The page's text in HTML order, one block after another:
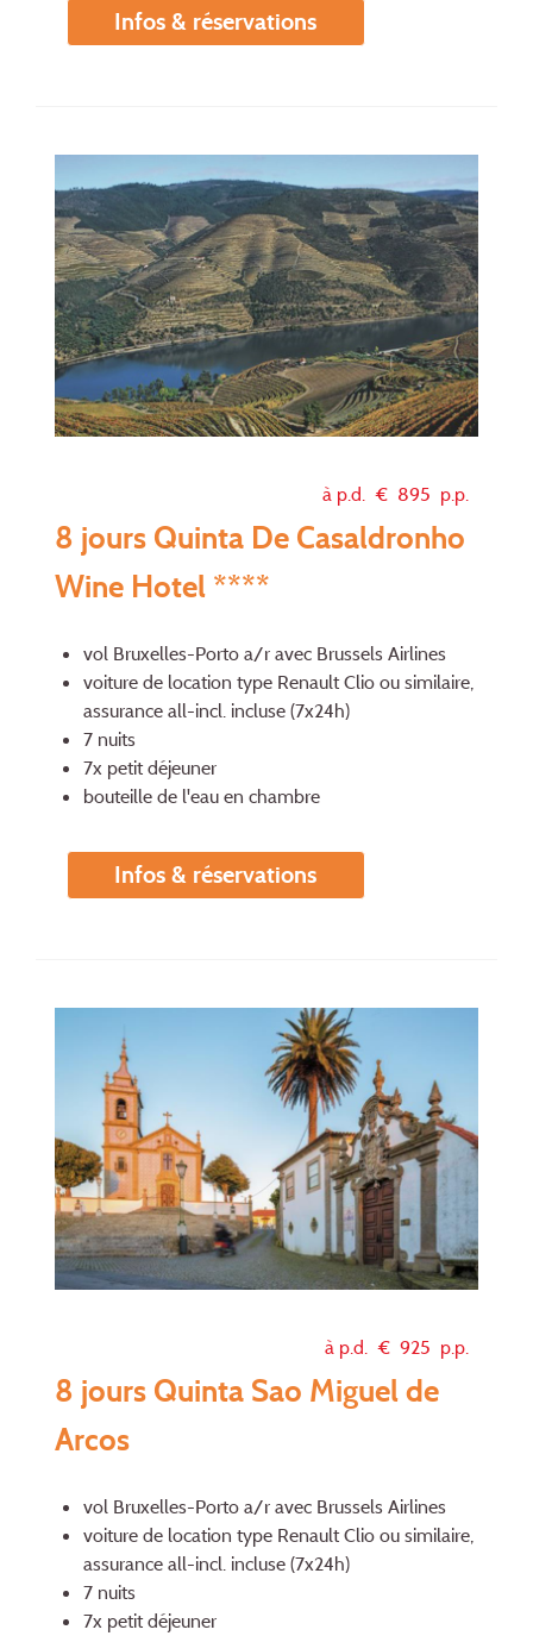
Infos & réservations
à p.d. € 895 p.p.
8 jours Quinta De Casaldronho
Wine Hotel ****
vol Bruxelles-Porto a/r avec Brussels Airlines
voiture de location type Renault Clio ou similaire,
assurance all-incl. incluse (7x24h)
7 nuits
7x petit déjeuner
bouteille de l'eau en chambre
Infos & réservations
à p.d. € 925 p.p.
8 jours Quinta Sao Miguel de
Arcos
vol Bruxelles-Porto a/r avec Brussels Airlines
voiture de location type Renault Clio ou similaire,
assurance all-incl. incluse (7x24h)
7 nuits
7x petit déjeuner